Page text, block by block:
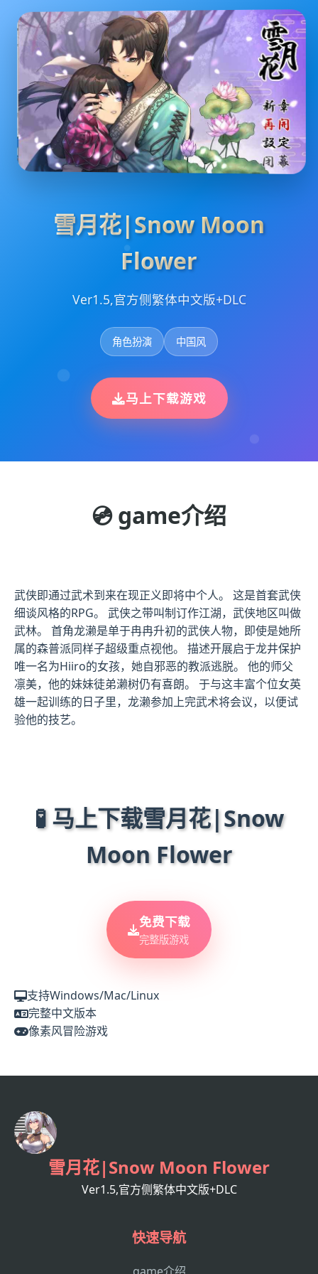
雪月花|Snow Moon
Flower
Ver1.5,官方侧繁体中文版+DLC
角色扮演 中国风
马上下载游戏
💿 game介绍
武侠即通过武术到来在现正义即将中个人。 这是首套武侠
细谈风格的RPG。 武侠之带叫制订作江湖，武侠地区叫做
武林。 首角龙濑是单于冉冉升初的武侠人物，即使是她所
属的森普派同样子超级重点视他。 描述开展启于龙井保护
唯一名为Hiiro的女孩，她自邪恶的教派逃脱。 他的师父
凛美，他的妹妹徒弟濑树仍有喜朗。 于与这丰富个位女英
雄一起训练的日子里，龙濑参加上完武术将会议，以便试
验他的技艺。
🧪 马上下载雪月花|Snow
Moon Flower
免费下载
完整版游戏
支持Windows/Mac/Linux
完整中文版本
像素风冒险游戏
雪月花|Snow Moon Flower
Ver1.5,官方侧繁体中文版+DLC
快速导航